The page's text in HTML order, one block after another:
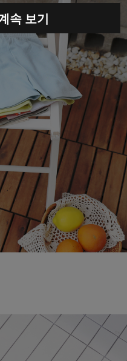
속 보기